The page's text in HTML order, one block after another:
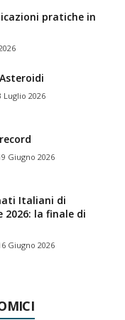
pratiche in
Luglio 2026
Giugno 2026
Italiani di
2026: la finale di
Giugno 2026